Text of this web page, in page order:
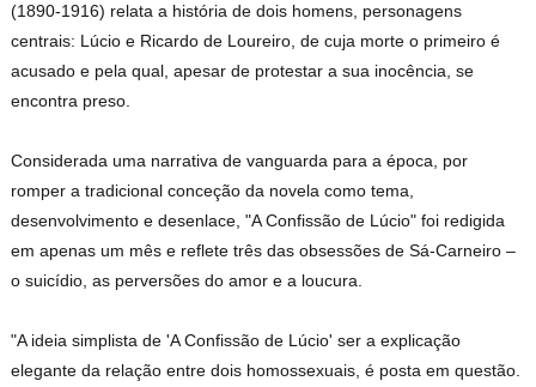
(1890-1916) relata a história de dois homens, personagens
centrais: Lúcio e Ricardo de Loureiro, de cuja morte o primeiro é
acusado e pela qual, apesar de protestar a sua inocência, se
encontra preso.
Considerada uma narrativa de vanguarda para a época, por
romper a tradicional conceção da novela como tema,
desenvolvimento e desenlace, "A Confissão de Lúcio" foi redigida
em apenas um mês e reflete três das obsessões de Sá-Carneiro –
o suicídio, as perversões do amor e a loucura.
"A ideia simplista de 'A Confissão de Lúcio' ser a explicação
elegante da relação entre dois homossexuais, é posta em questão.